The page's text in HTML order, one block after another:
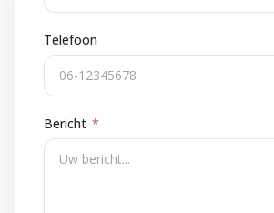
Telefoon
Bericht *